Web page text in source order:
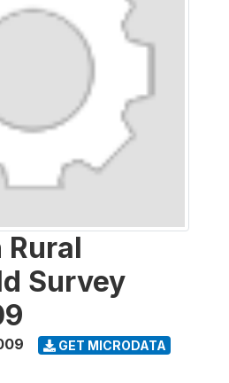
Rural
Survey
GET MICRODATA